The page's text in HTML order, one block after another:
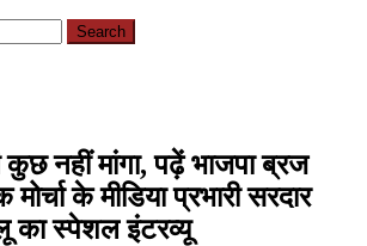
कुछ नहीं मांगा, पढ़ें भाजपा ब्रज
के मीडिया प्रभारी सरदार
का स्पेशल इंटरव्यू